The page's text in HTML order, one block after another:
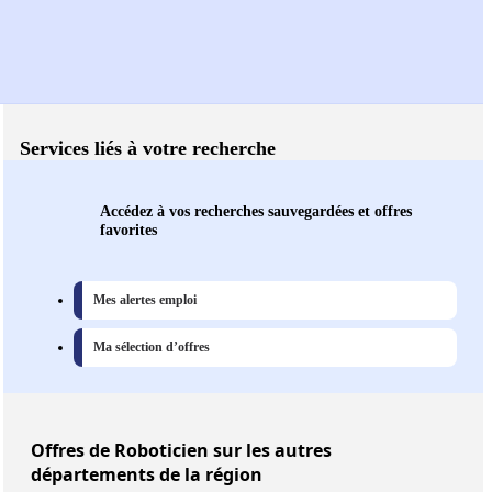
Services liés à votre recherche
Accédez à vos recherches sauvegardées et offres
favorites
Mes alertes emploi
Ma sélection d’offres
Offresde Roboticien sur les autres
départements de la région